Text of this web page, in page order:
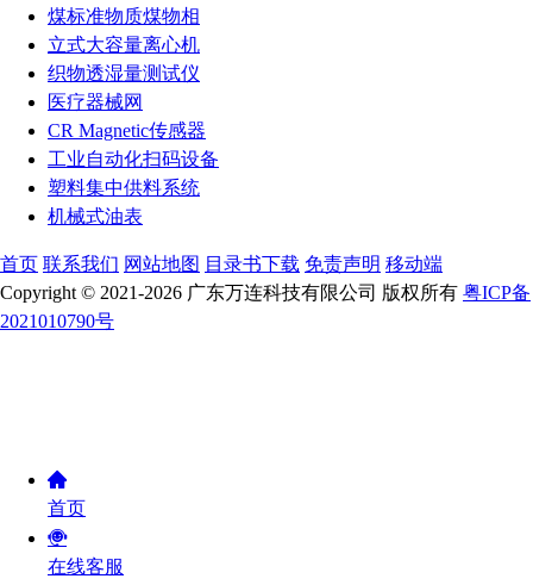
煤标准物质煤物相
立式大容量离心机
织物透湿量测试仪
医疗器械网
CR Magnetic传感器
工业自动化扫码设备
塑料集中供料系统
机械式油表
首页 联系我们 网站地图 目录书下载 免责声明 移动端
Copyright © 2021-2026 广东万连科技有限公司 版权所有 粤ICP备
2021010790号
首页
在线客服